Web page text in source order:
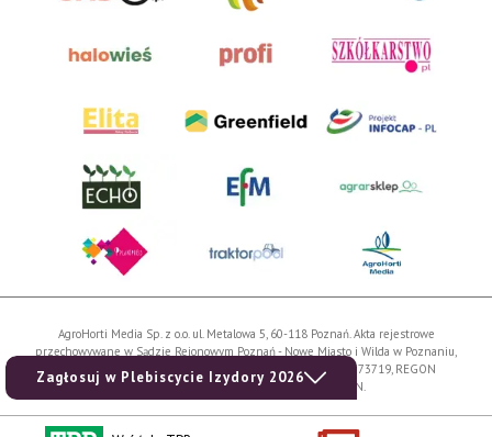
Zagłosuj w Plebiscycie Izydory 2026
AgroHorti Media Sp. z o.o. ul. Metalowa 5, 60-118 Poznań. Akta rejestrowe
przechowywane w Sądzie Rejonowym Poznań - Nowe Miasto i Wilda w Poznaniu,
VIII Wydziale Gospodarczym, KRS 0001116269, NIP 7792573719, REGON
529158846, kapitał zakładowy: 3.608.000 PLN.